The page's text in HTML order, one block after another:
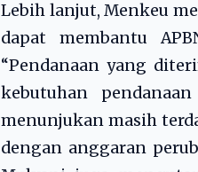
Lebih lanjut, Menkeu
dapat membantu
“Pendanaan yang
kebutuhan
menunjukan masih
dengan anggaran